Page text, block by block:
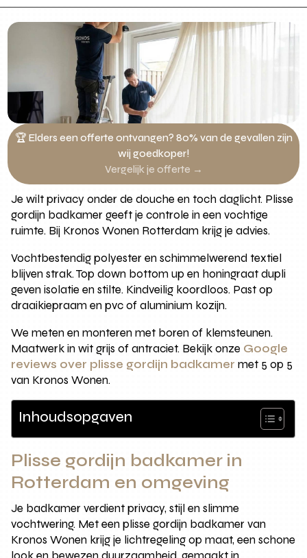
🏆 Elders een offerte ontvangen? 80% van de gevallen zijn
wij goedkoper!
Vergelijk je offerte →
Je wilt privacy onder de douche en toch daglicht. Plisse
gordijn badkamer geeft je controle in een vochtige
ruimte. Bij Kronos Wonen Rotterdam krijg je advies.
Vochtbestendig polyester en schimmelwerend textiel
blijven strak. Top down bottom up en honingraat dupli
geven isolatie en stilte. Kindveilig koordloos. Past op
draaikiepraam en pvc of aluminium kozijn.
We meten en monteren met boren of klemsteunen.
Maatwerk in wit grijs of antraciet. Bekijk onze Google
reviews over plisse gordijn badkamer met 5 op 5
van Kronos Wonen.
Inhoudsopgaven
Plisse gordijn badkamer in
Rotterdam en omgeving
Je badkamer verdient privacy, stijl en slimme
vochtwering. Met een plisse gordijn badkamer van
Kronos Wonen krijg je lichtregeling op maat, een schone